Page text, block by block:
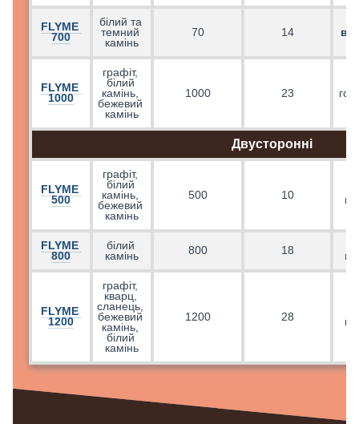
FLYME
700
білий та
темний
камінь
70 14
FLYME
1000
графіт,
білий
камінь,
бежевий
камінь
1000 23
Двусторонні
FLYME
500
графіт,
білий
камінь,
бежевий
камінь
500 10
FLYME
800
білий
камінь
800 18
FLYME
1200
графіт,
кварц,
сланець,
бежевий
камінь,
білий
камінь
1200 28